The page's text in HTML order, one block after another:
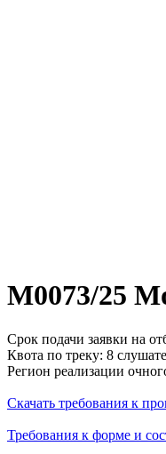
М0073/25
Срок подачи заявки на
Квота по треку: 8
Регион реализации
Скачать требования к
Требования к форме и